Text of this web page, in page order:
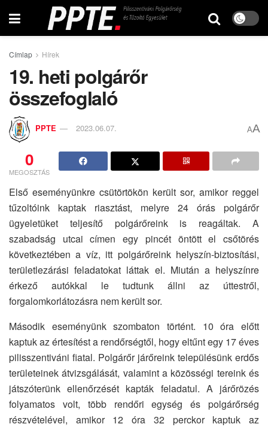
Címlap Hírek
19. heti polgárőr
összefoglaló
PPTE 2023.06.07. AA
0
MEGOSZTÁS
Első eseményünkre csütörtökön került sor, amikor reggel
tűzoltóink kaptak riasztást, melyre 24 órás polgárőr
ügyeletüket teljesítő polgárőreink is reagáltak. A
szabadság utcai címen egy pincét öntött el csőtörés
következtében a víz, itt polgárőreink helyszín-biztosítási,
területlezárási feladatokat láttak el. Miután a helyszínre
érkező autókkal le tudtunk állni az úttestről,
forgalomkorlátozásra nem került sor.
Második eseményünk szombaton történt. 10 óra előtt
kaptuk az értesítést a rendőrségtől, hogy eltűnt egy 17 éves
pilisszentiváni fiatal. Polgárőr járőreink településünk erdős
területeinek átvizsgálását, valamint a közösségi tereink és
játszóterünk ellenőrzését kapták feladatul. A járőrözés
folyamatos volt, több rendőri egység és polgárőrség
részvételével, amikor 12 óra 32 perckor kaptuk az